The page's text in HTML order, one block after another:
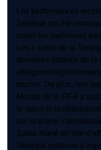
Les performances
Sénégal ont été
parmi les meilleures
Les « Lions de la
dernières éditions de la
atteignant
tournoi. De plus, leur
Monde de la FIFA a
le talent et la
sur la scène
Sadio Mané en tête
Sénégal continue à